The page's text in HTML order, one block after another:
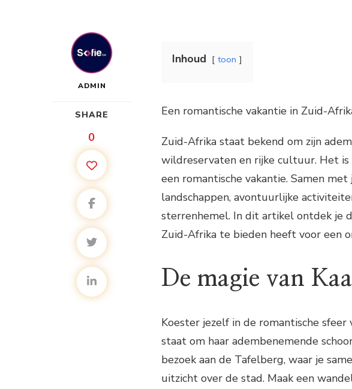
ADMIN
SHARE
0
Inhoud toon
Een romantische vakantie in Zuid-
Zuid-Afrika staat bekend om zijn
wildreservaten en rijke cultuur. Het
een romantische vakantie. Samen
landschappen, avontuurlijke
sterrenhemel. In dit artikel ontdek je
Zuid-Afrika te bieden heeft voor een
De magie van
Koester jezelf in de romantische sfeer
staat om haar adembenemende
bezoek aan de Tafelberg, waar je
uitzicht over de stad. Maak een